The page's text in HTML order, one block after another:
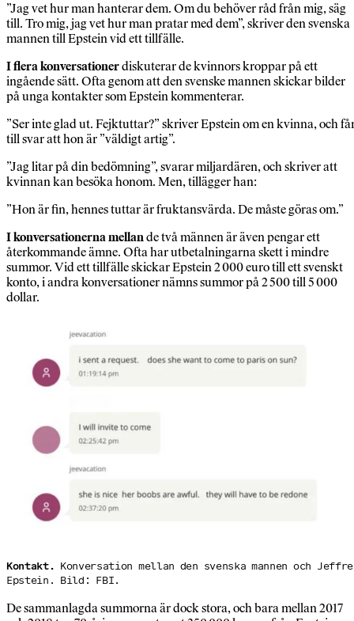
”Jag vet hur man hanterar dem. Om du behöver råd från mig, säg
till. Tro mig, jag vet hur man pratar med dem”, skriver den svenska
mannen till Epstein vid ett tillfälle.
I flera konversationerdiskuterar de kvinnors kroppar på ett
ingående sätt. Ofta genom att den svenske mannen skickar bilder
på unga kontakter som Epstein kommenterar.
”Ser inte glad ut. Fejktuttar?” skriver Epstein om en kvinna, och
till svar att hon är ”väldigt artig”.
”Jag litar på din bedömning”, svarar miljardären, och skriver att
kvinnan kan besöka honom. Men, tillägger han:
”Hon är fin, hennes tuttar är fruktansvärda. De måste göras om.”
I konversationerna mellande två männen är även pengar ett
återkommande ämne. Ofta har utbetalningarna skett i mindre
summor. Vid ett tillfälle skickar Epstein 2 000 euro till ett svenskt
konto, i andra konversationer nämns summor på 2 500 till 5 000
dollar.
Kontakt. Konversation mellan den svenska mannen och
Epstein. Bild: FBI.
De sammanlagda summorna är dock stora, och bara mellan 2017